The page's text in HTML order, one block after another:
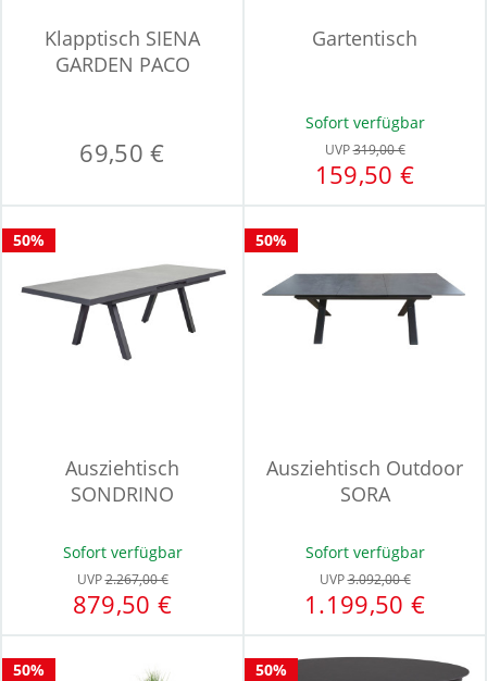
Klapptisch SIENA
GARDEN PACO
69,50 €
Gartentisch
Sofort verfügbar
UVP319,00 €
159,50 €
50%
Ausziehtisch
SONDRINO
Sofort verfügbar
UVP2.267,00 €
879,50 €
50%
Ausziehtisch Outdoor
SORA
Sofort verfügbar
UVP3.092,00 €
1.199,50 €
50% 50%